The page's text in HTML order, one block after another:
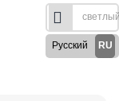
RU
Русский